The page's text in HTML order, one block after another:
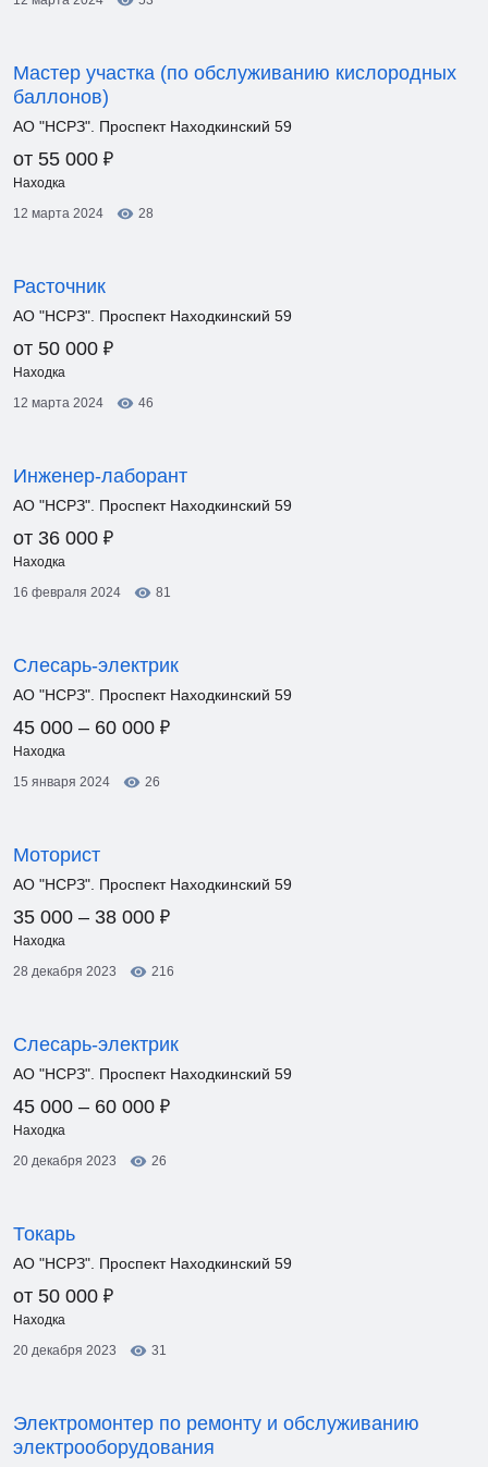
Мастер участка (по обслуживанию кислородных
баллонов)
АО "НСРЗ". Проспект Находкинский 59
от 55 000 ₽
Находка
12 марта 2024
28
Расточник
АО "НСРЗ". Проспект Находкинский 59
от 50 000 ₽
Находка
12 марта 2024
46
Инженер-лаборант
АО "НСРЗ". Проспект Находкинский 59
от 36 000 ₽
Находка
16 февраля 2024
81
Слесарь-электрик
АО "НСРЗ". Проспект Находкинский 59
45 000 – 60 000 ₽
Находка
15 января 2024
26
Моторист
АО "НСРЗ". Проспект Находкинский 59
35 000 – 38 000 ₽
Находка
28 декабря 2023
216
Слесарь-электрик
АО "НСРЗ". Проспект Находкинский 59
45 000 – 60 000 ₽
Находка
20 декабря 2023
26
Токарь
АО "НСРЗ". Проспект Находкинский 59
от 50 000 ₽
Находка
20 декабря 2023
31
Электромонтер по ремонту и обслуживанию
электрооборудования